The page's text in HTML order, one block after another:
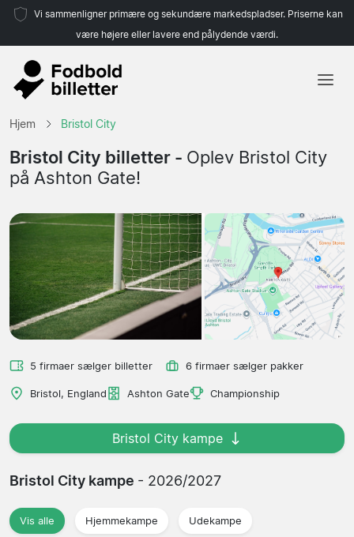
Vi sammenligner primære og sekundære markedspladser. Priserne kan
være højere eller lavere end pålydende værdi.
Hjem Bristol City
Bristol City billetter - Oplev Bristol City
på Ashton Gate!
5 firmaer sælger billetter 6 firmaer sælger pakker
Bristol, England Ashton Gate Championship
Bristol City kampe
Bristol City kampe - 2026/2027
Vis alle Hjemmekampe Udekampe